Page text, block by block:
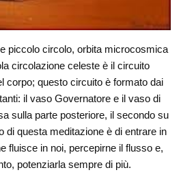
piccolo circolo, orbita microcosmica
circolazione celeste è il circuito
corpo; questo circuito è formato dai
il vaso Governatore e il vaso di
sulla parte posteriore, il secondo su
di questa meditazione è di entrare in
fluisce in noi, percepirne il flusso e,
potenziarla sempre di più.